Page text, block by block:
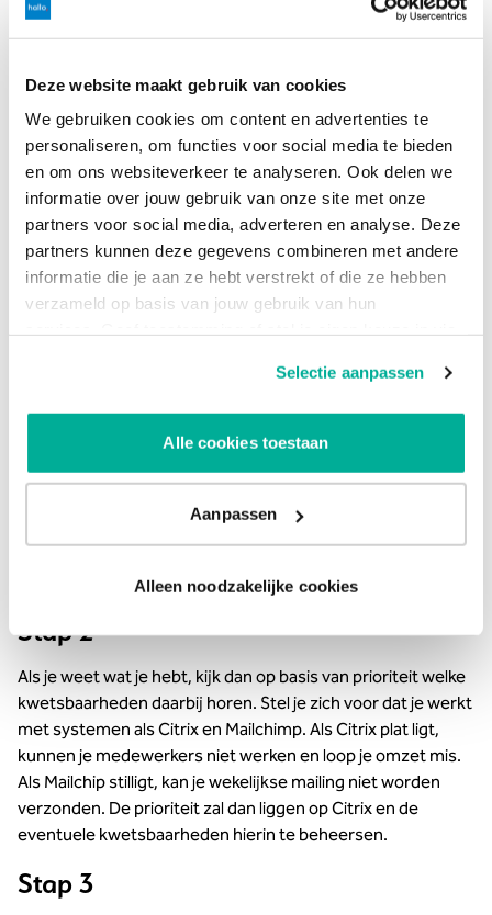
Deze website maakt gebruik van cookies
We gebruiken cookies om content en advertenties te
personaliseren, om functies voor social media te bieden
en om ons websiteverkeer te analyseren. Ook delen we
informatie over jouw gebruik van onze site met onze
partners voor social media, adverteren en analyse. Deze
partners kunnen deze gegevens combineren met andere
informatie die je aan ze hebt verstrekt of die ze hebben
verzameld op basis van jouw gebruik van hun
Selectie aanpassen
Alle cookies toestaan
Aanpassen
Alleen noodzakelijke cookies
Dit kan je als MKB’er doen
Cybercrime is dichterbij dan je mogelijk voor het lezen van
dit artikel dacht. Toch kun je genoeg dingen zelf doen om de
risico’s beperken. Cybersecurity noemt Roy Sandbergen
dat. Preventie, noemen ze dat bij Kuijs Reinder Kakes. Welke
term je ook kiest, het valt of staat volgens Roy met een
goede basishygiëne. Of, zoals hij zelf zegt: ‘Je moet weten
wat je hebt, voordat je kan weten waarvoor je kwetsbaar
bent.’
In 3 stappen naar
internetveiligheid
Een goede basishygiëne voor uw informatieveiligheid
een risico-inventarisatie van je IT-landschap.
Stap 2
Als je weet wat je hebt, kijk dan op basis van prioriteit welke
kwetsbaarheden daarbij horen. Stel je zich voor dat je werkt
met systemen als Citrix en Mailchimp. Als Citrix plat ligt,
kunnen je medewerkers niet werken en loop je omzet mis.
Als Mailchip stilligt, kan je wekelijkse mailing niet worden
verzonden. De prioriteit zal dan liggen op Citrix en de
eventuele kwetsbaarheden hierin te beheersen.
Stap 3